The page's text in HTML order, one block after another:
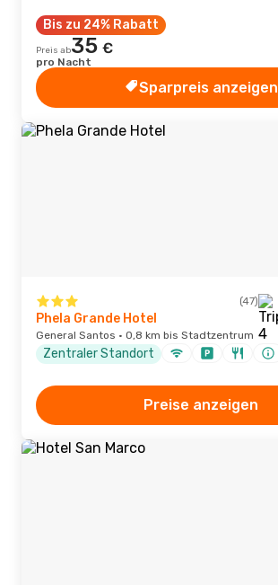
Bis zu 24% Rabatt
Preis ab35 €
pro Nacht
Sparpreis anzeigen
(47)
Phela Grande Hotel
General Santos · 0,8 km bis Stadtzentrum
Zentraler Standort
Preise anzeigen